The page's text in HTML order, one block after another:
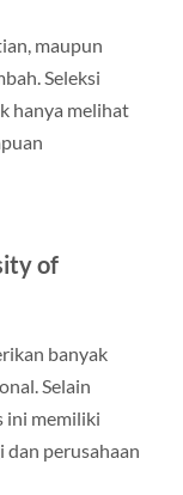
maupun
Seleksi
hanya melihat
of
banyak
Selain
ini memiliki
perusahaan